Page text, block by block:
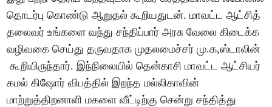
தொடர்பு கொண்டு ஆறுதல் கூறியதுடன். மாவட்ட ஆட்சித்
தலைவர் உங்களை வந்து சந்திப்பார் அரசு வேலை கிடைக்க
வழிவகை செய்து தருவதாக முதலமைச்சர் மு.க,ஸ்டாலின்
கூறியிருந்தார். இந்நிலையில் தென்காசி மாவட்ட ஆட்சியர்
கமல் கிஷோர் விபத்தில் இறந்த மல்லிகாவின்
மாற்றுத்திறனாளி மகளை வீட்டிற்கு சென்று சந்தித்து